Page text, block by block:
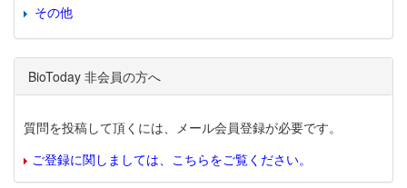
その他
BioToday 非会員の方へ
質問を投稿して頂くには、メール会員登録が必要です。
ご登録に関しましては、こちらをご覧ください。